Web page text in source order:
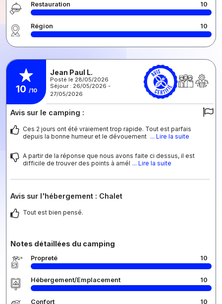
Restauration 10
Région 10
10 /10
Jean Paul L.
Posté le 28/05/2026
Séjour : 26/05/2026 -
27/05/2026
Avis sur le camping :
Ces 2 jours ont été vraiement trop rapide. Tout est parfais
depuis la bonne humeur et le dévouement ... Lire la suite
A partir de la réponse que nous avons faite ci dessus, il est
difficile de trouver des points à amél ... Lire la suite
Avis sur l'hébergement : Chalet
Tout est bien pensé.
Notes détaillées du camping
Propreté 10
Hébergement/Emplacement 10
Confort 10